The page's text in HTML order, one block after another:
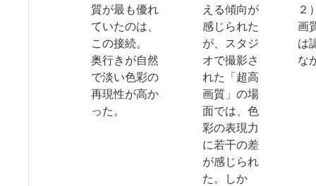
質が最も優れ
ていたのは、
この接続。
奥行きが自然
で淡い色彩の
再現性が高か
った。
える傾向が
感じられた
が、スタジ
オで撮影さ
れた「超高
画質」の場
面では、色
彩の表現力
に若干の差
が感じられ
た。しか
２
画
は
な